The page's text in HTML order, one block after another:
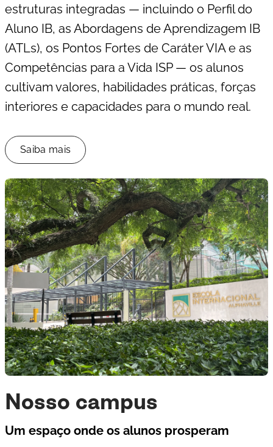
estruturas integradas — incluindo o Perfil do
Aluno IB, as Abordagens de Aprendizagem IB
(ATLs), os Pontos Fortes de Caráter VIA e as
Competências para a Vida ISP — os alunos
cultivam valores, habilidades práticas, forças
interiores e capacidades para o mundo real.
Saiba mais
Nosso campus
Um espaço onde os alunos prosperam